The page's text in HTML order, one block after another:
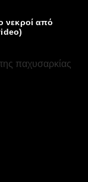
νεκροί από